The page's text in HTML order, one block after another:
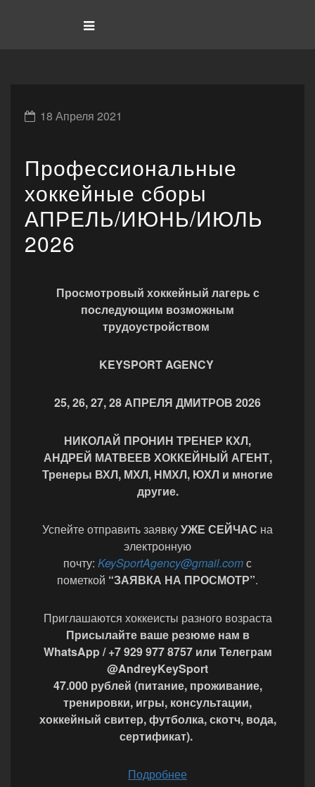
18 Апреля 2021
Профессиональные
хоккейные сборы
АПРЕЛЬ/ИЮНЬ/ИЮЛЬ
2026
Просмотровый хоккейный лагерь с
последующим возможным
трудоустройством
KEYSPORT AGENCY
25, 26, 27, 28 АПРЕЛЯ ДМИТРОВ 2026
НИКОЛАЙ ПРОНИН ТРЕНЕР КХЛ,
АНДРЕЙ МАТВЕЕВ ХОККЕЙНЫЙ АГЕНТ,
Тренеры ВХЛ, МХЛ, НМХЛ, ЮХЛ и многие
другие.
Успейте отправить заявкуУЖЕ СЕЙЧАС на
электронную
почту: KeySportAgency@gmail.comс
пометкой “ЗАЯВКА НА ПРОСМОТР”.
Приглашаются хоккеисты разного возраста
Присылайте ваше резюме нам в
WhatsApp / +7 929 977 8757 или Телеграм
@AndreyKeySport
47.000 рублей (питание, проживание,
тренировки, игры, консультации,
хоккейный свитер, футболка, скотч, вода,
сертификат).
Подробнее